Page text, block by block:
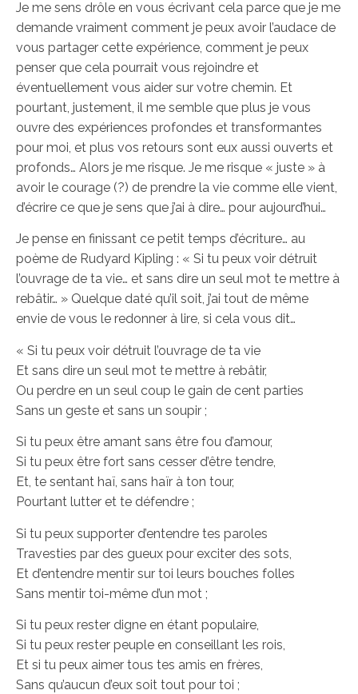
Je me sens drôle en vous écrivant cela parce que je me
demande vraiment comment je peux avoir l’audace de
vous partager cette expérience, comment je peux
penser que cela pourrait vous rejoindre et
éventuellement vous aider sur votre chemin. Et
pourtant, justement, il me semble que plus je vous
ouvre des expériences profondes et transformantes
pour moi, et plus vos retours sont eux aussi ouverts et
profonds… Alors je me risque. Je me risque « juste » à
avoir le courage (?) de prendre la vie comme elle vient,
d’écrire ce que je sens que j’ai à dire… pour aujourd’hui…
Je pense en finissant ce petit temps d’écriture… au
poème de Rudyard Kipling : « Si tu peux voir détruit
l’ouvrage de ta vie… et sans dire un seul mot te mettre à
rebâtir… » Quelque daté qu’il soit, j’ai tout de même
envie de vous le redonner à lire, si cela vous dit…
« Si tu peux voir détruit l’ouvrage de ta vie
Et sans dire un seul mot te mettre à rebâtir,
Ou perdre en un seul coup le gain de cent parties
Sans un geste et sans un soupir ;
Si tu peux être amant sans être fou d’amour,
Si tu peux être fort sans cesser d’être tendre,
Et, te sentant haï, sans haïr à ton tour,
Pourtant lutter et te défendre ;
Si tu peux supporter d’entendre tes paroles
Travesties par des gueux pour exciter des sots,
Et d’entendre mentir sur toi leurs bouches folles
Sans mentir toi-même d’un mot ;
Si tu peux rester digne en étant populaire,
Si tu peux rester peuple en conseillant les rois,
Et si tu peux aimer tous tes amis en frères,
Sans qu’aucun d’eux soit tout pour toi ;